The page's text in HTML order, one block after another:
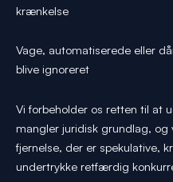
krænkelse
Vage, automatiserede eller
blive ignoreret
Vi forbeholder os retten til at
mangler juridisk grundlag, og
fjernelse, der er spekulative,
undertrykke retfærdig